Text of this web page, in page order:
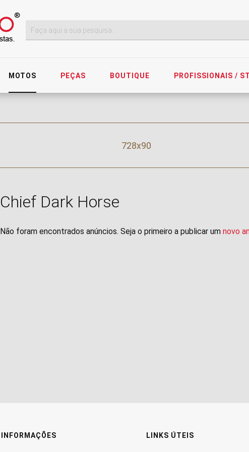
MOTOS PEÇAS BOUTIQUE PROFISSIONAIS /
728x90
Chief Dark Horse
Não foram encontrados anúncios. Seja o primeiro a publicar um novo
INFORMAÇÕES LINKS ÚTEIS